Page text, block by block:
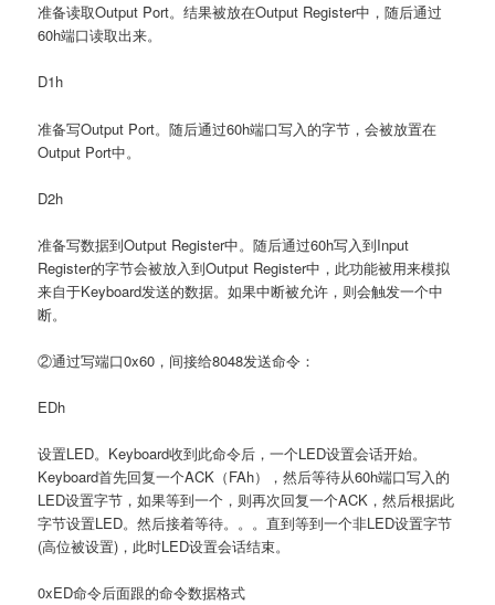
准备读取Output Port。结果被放在Output Register中，随后通过
60h端口读取出来。
D1h
准备写Output Port。随后通过60h端口写入的字节，会被放置在
Output Port中。
D2h
准备写数据到Output Register中。随后通过60h写入到Input
Register的字节会被放入到Output Register中，此功能被用来模拟
来自于Keyboard发送的数据。如果中断被允许，则会触发一个中
断。
②通过写端口0x60，间接给8048发送命令：
EDh
设置LED。Keyboard收到此命令后，一个LED设置会话开始。
Keyboard首先回复一个ACK（FAh），然后等待从60h端口写入的
LED设置字节，如果等到一个，则再次回复一个ACK，然后根据此
字节设置LED。然后接着等待。。。直到等到一个非LED设置字节
(高位被设置)，此时LED设置会话结束。
0xED命令后面跟的命令数据格式